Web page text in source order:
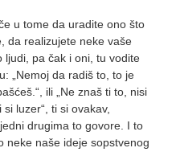
u tome da uradite ono što
da realizujete neke vaše
ljudi, pa čak i oni, tu vodite
„Nemoj da radiš to, to je
ili „Ne znaš ti to, nisi
luzer“, ti si ovakav,
drugima to govore. I to
neke naše ideje sopstvenog